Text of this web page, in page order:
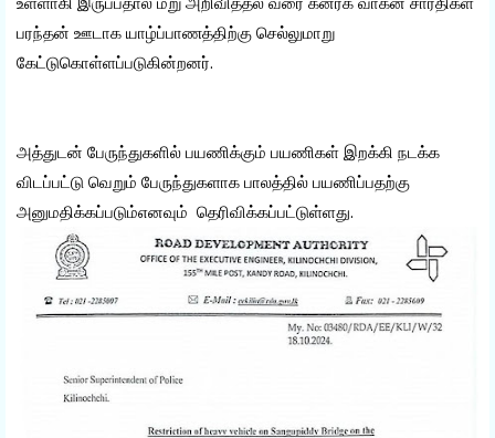
பரந்தன் ஊடாக யாழ்ப்பாணத்திற்கு செல்லுமாறு
கேட்டுகொள்ளப்படுகின்றனர்.
அத்துடன் பேருந்துகளில் பயணிக்கும் பயணிகள் இறக்கி நடக்க
விடப்பட்டு வெறும் பேருந்துகளாக பாலத்தில் பயணிப்பதற்கு
அனுமதிக்கப்படும்எனவும் தெரிவிக்கப்பட்டுள்ளது.